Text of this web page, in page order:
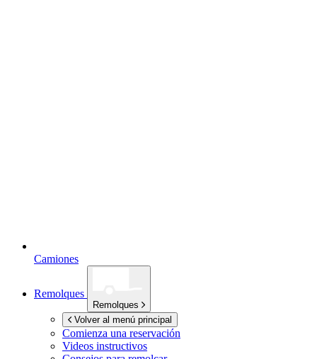
Camiones
Remolques
Remolques
Volver al menú principal
Comienza una reservación
Videos instructivos